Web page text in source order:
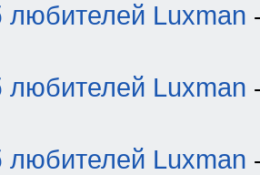
любителей Luxman
любителей Luxman
любителей Luxman